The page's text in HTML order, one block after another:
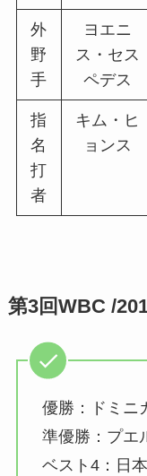
外
野
手
ヨエニ
ス・セス
ペデス
指
名
打
者
キム・ヒ
ョンス
第3回WBC /
優勝：ドミニ
準優勝：プエ
ベスト4：日